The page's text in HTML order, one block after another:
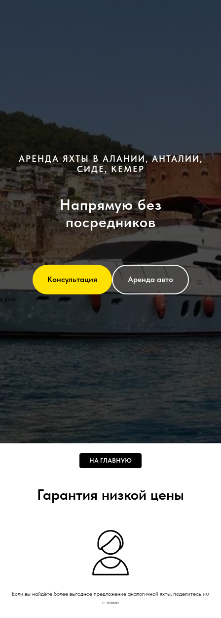
АРЕНДА ЯХТЫ В АЛАНИИ, АНТАЛИИ,
СИДЕ, КЕМЕР
Напрямую без
посредников
Консультация Аренда авто
НА ГЛАВНУЮ
Гарантия низкой цены
Если вы найдёте более выгодное предложение аналогичной яхты, поделитесь им
с нами